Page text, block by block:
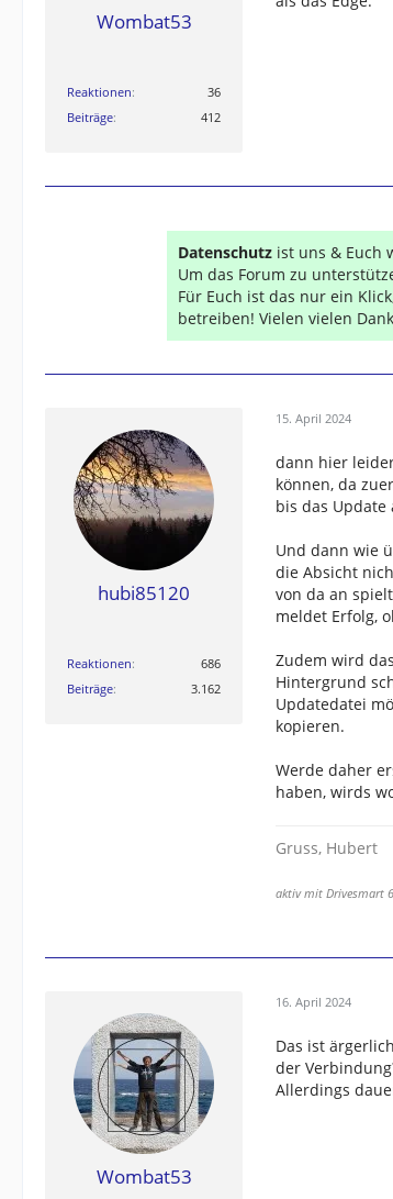
Wombat53
Reaktionen
36
Beiträge
412
Datenschutz ist uns & Euch
Um das Forum zu
Für Euch ist das nur ein
betreiben! Vielen vielen
hubi85120
Reaktionen
686
Beiträge
3.162
15. April 2024
dann hier
können, da
bis das Update
Und dann wie
die Absicht
von da an
meldet Erfolg,
Zudem wird
Hintergrund
Updatedatei
kopieren.
Werde daher
haben, wirds
Gruss, Hubert
aktiv mit Drivesmart
Wombat53
16. April 2024
Das ist
der
Allerdings